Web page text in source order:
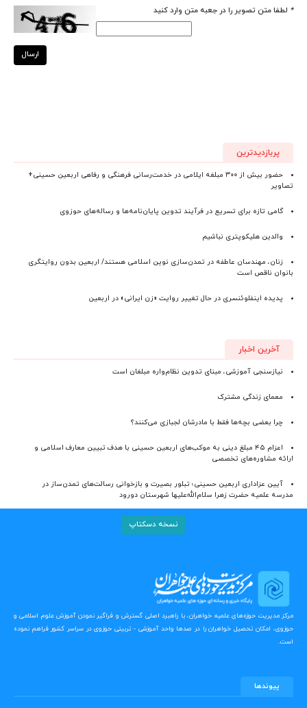
* لطفا متن تصویر را در جعبه متن وارد کنید
ارسال
پربازدیدترین
حضور بیش از ۳۰۰ مبلغه ایلامی در خدمت‌رسانی فرهنگی و رفاهی اربعین حسینی+
تصاویر
گامی تازه برای تسریع در فرآیند تدوین پایان‌نامه‌ها و رساله‌های حوزوی
والدین هلیکوپتری نباشیم
زنان، مهندسان عاطفه در تمدن‌سازی نوین اسلامی هستند/ اربعین بدون روایتگری
بانوان ناقص است
پدیده اینفلوئنسری در حال تغییر روایت «زن ایرانی» در اربعین
آخرین اخبار
نیازسنجی آموزشی، مبنای تدوین نظام‌واره مبلغان است
معمای زندگی مشترک
چرا بعضی بچه‌ها فقط با مادرشان لجبازی می‌کنند؟
اعزام ۴۵ مبلغ دینی به موکب‌های اربعین حسینی با هدف تبیین معارف اسلامی و
ارائه مشاوره‌های تخصصی
آیین عزاداری اربعین حسینی؛ تبلور بصیرت و بازخوانی رسالت‌های تمدن‌ساز در
مدرسه علمیه حضرت زهرا سلام‌الله‌علیها شهرستان دورود
نسخه دسکتاپ
مرکز مدیریت حوزه‌های علمیه خواهران، با راهبرد اصلی گسترش و فراگیر نمودن آموزش علوم اسلامی و
حوزوی، امکان تحصیل خواهران را در صدها واحد آموزشی - تربیتی حوزوی در سراسر کشور فراهم نموده
است.
پیوندها